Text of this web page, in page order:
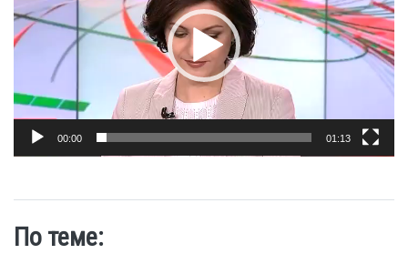
00:00 01:13
По теме: